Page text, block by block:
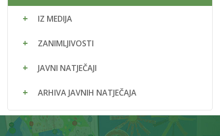
IZ MEDIJA
ZANIMLJIVOSTI
JAVNI NATJEČAJI
ARHIVA JAVNIH NATJEČAJA